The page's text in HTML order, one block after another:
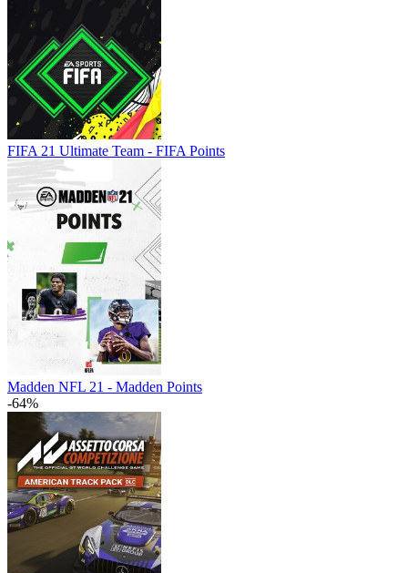
FIFA 21 Ultimate Team - FIFA Points
Madden NFL 21 - Madden Points
-64%